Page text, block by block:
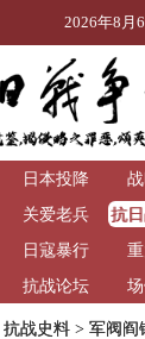
2026年8月
日本投降
关爱老兵
抗
日寇暴行
抗战论坛
抗战史料> 军阀阎